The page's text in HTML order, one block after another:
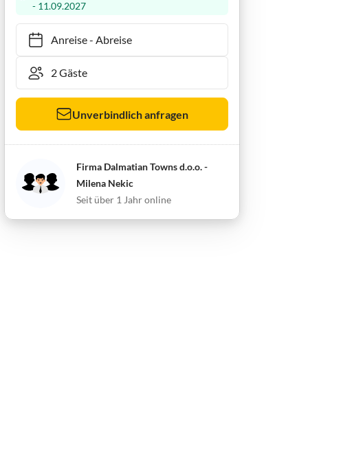
- 11.09.2027
Anreise- Abreise
Unverbindlich anfragen
Firma Dalmatian Towns d.o.o. -
Milena Nekic
Seit über 1 Jahr online